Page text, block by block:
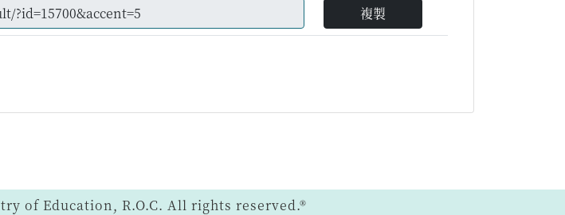
複製
of Education, R.O.C. All rights reserved.®